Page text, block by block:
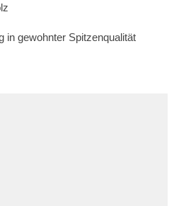
in gewohnter Spitzenqualität